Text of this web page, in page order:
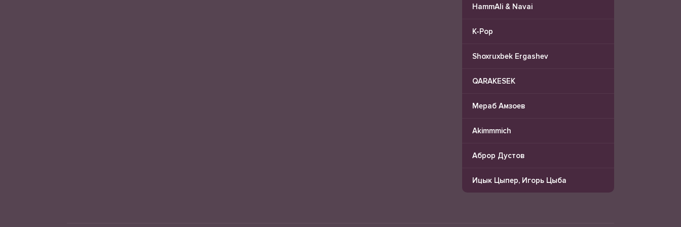
HammAli & Navai
K-Pop
Shoxruxbek Ergashev
QARAKESEK
Мераб Амзоев
Akimmmich
Аброр Дустов
Ицык Цыпер, Игорь Цыба